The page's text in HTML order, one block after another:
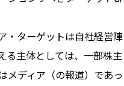
・ターゲットは自社経営陣
る主体としては、一部株主
メディア（の報道）であっ